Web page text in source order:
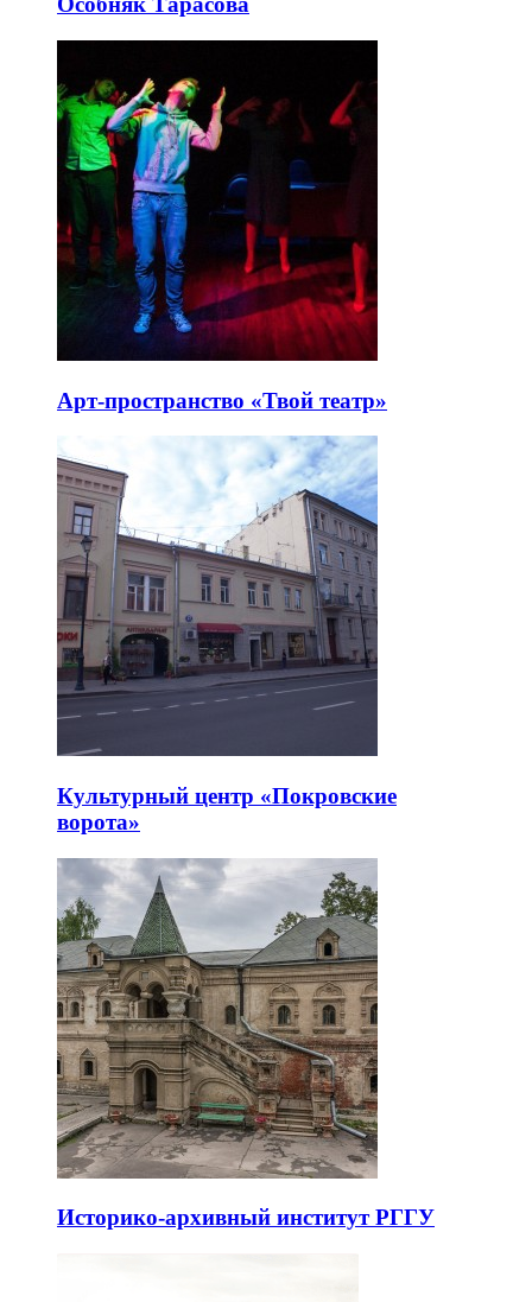
Арт-пространство «Твой театр»
Культурный центр «Покровские
ворота»
Историко-архивный институт РГГУ